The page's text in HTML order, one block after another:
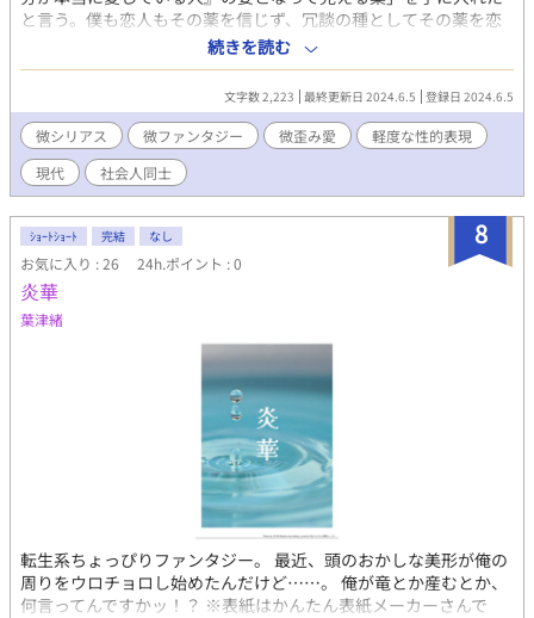
ものとは異なります。
と言う。僕も恋人もその薬を信じず、冗談の種としてその薬を恋
人が飲んだ。最初は変わりなかったが……。 恋人だけが絶望的で
す。 BLですがそこはあまり重要ではないです。 2024.6.5. 了
続きを読む
文字数 2,223 最終更新日 2024.6.5 登録日 2024.6.5
微シリアス 微ファンタジー 微歪み愛
軽度な性的表現
現代
社会人同士
8
ｼｮｰﾄｼｮｰﾄ 完結 なし
お気に入り : 26 24h.ポイント : 0
炎華
葉津緒
転生系ちょっぴりファンタジー。 最近、頭のおかしな美形が俺の
周りをウロチョロし始めたんだけど……。 俺が竜とか産むとか、
何言ってんですかッ！？ ※表紙はかんたん表紙メーカーさんで